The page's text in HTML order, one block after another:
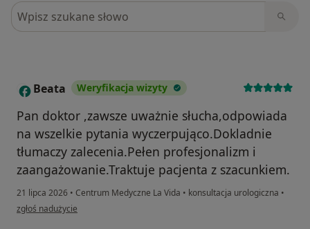
Szukaj w opiniach
B Beata Weryfikacja wizyty
Pan doktor ,zawsze uważnie słucha,odpowiada
na wszelkie pytania wyczerpująco.Dokladnie
tłumaczy zalecenia.Pełen profesjonalizm i
zaangażowanie.Traktuje pacjenta z szacunkiem.
21 lipca 2026 • Centrum Medyczne La Vida • konsultacja urologiczna •
w opinii użytkownika Beata
zgłoś nadużycie